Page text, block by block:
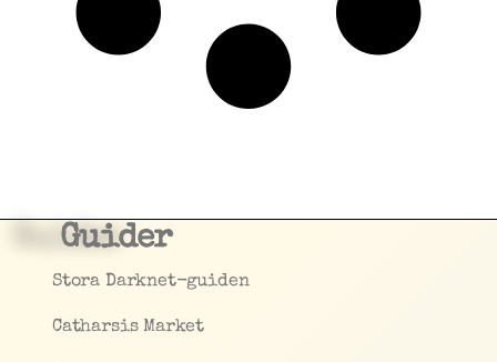
Guider
Stora Darknet-guiden
Catharsis Market